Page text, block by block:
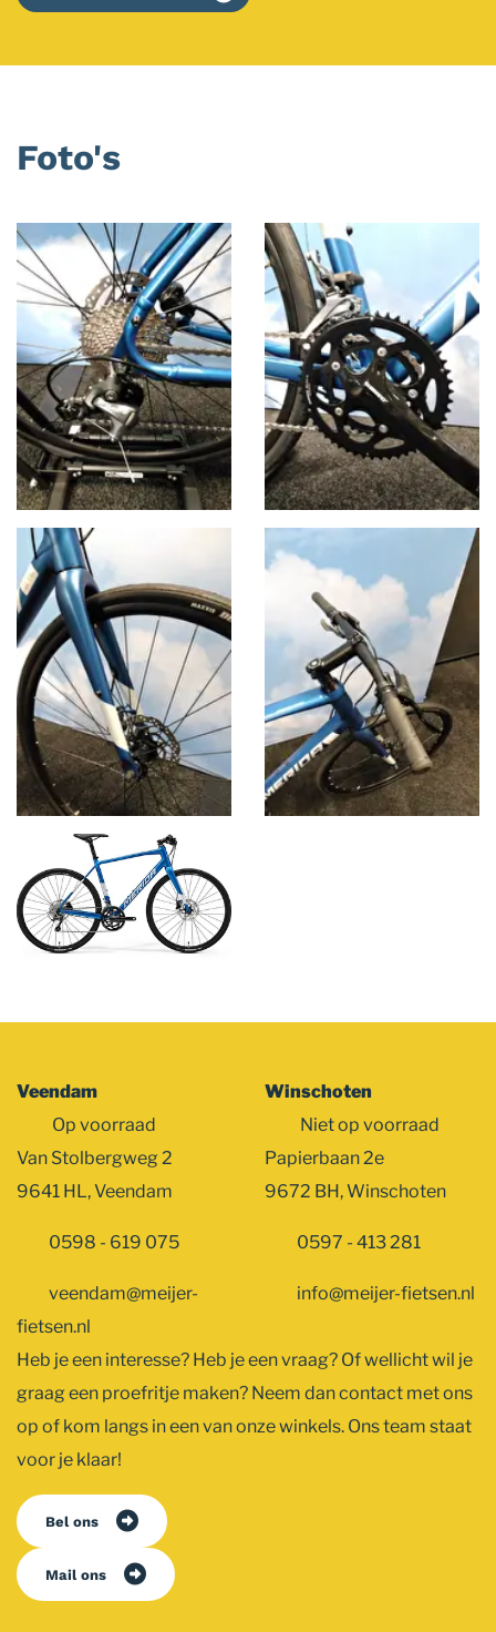
Foto's
overslaan
Veendam
Op voorraad
Van Stolbergweg 2
9641 HL, Veendam
0598 - 619 075
veendam@meijer-
fietsen.nl
Winschoten
Niet op voorraad
Papierbaan 2e
9672 BH, Winschoten
0597 - 413 281
info@meijer-fietsen.nl
Heb je een interesse? Heb je een vraag? Of wellicht wil je
graag een proefritje maken? Neem dan contact met ons
op of kom langs in een van onze winkels. Ons team staat
voor je klaar!
Bel ons
Mail ons